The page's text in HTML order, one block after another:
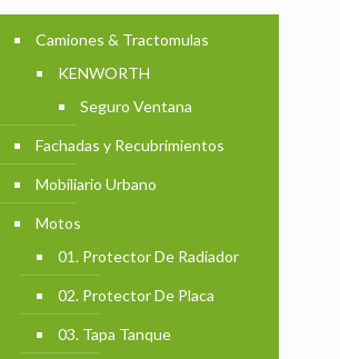
Camiones & Tractomulas
KENWORTH
Seguro Ventana
Fachadas y Recubrimientos
Mobiliario Urbano
Motos
01. Protector De Radiador
02. Protector De Placa
03. Tapa Tanque